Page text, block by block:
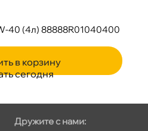
40 (4л) 88888R01040400
в корзину
сегодня
Дружите с нами: